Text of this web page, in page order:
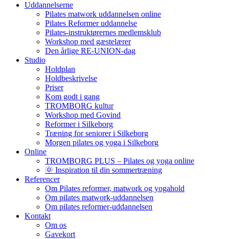
Uddannelserne
Pilates matwork uddannelsen online
Pilates Reformer uddannelse
Pilates-instruktørernes medlemsklub
Workshop med gæstelærer
Den årlige RE-UNION-dag
Studio
Holdplan
Holdbeskrivelse
Priser
Kom godt i gang
TROMBORG kultur
Workshop med Govind
Reformer i Silkeborg
Træning for seniorer i Silkeborg
Morgen pilates og yoga i Silkeborg
Online
TROMBORG PLUS – Pilates og yoga online
🌞 Inspiration til din sommertræning
Referencer
Om Pilates reformer, matwork og yogahold
Om pilates matwork-uddannelsen
Om pilates reformer-uddannelsen
Kontakt
Om os
Gavekort